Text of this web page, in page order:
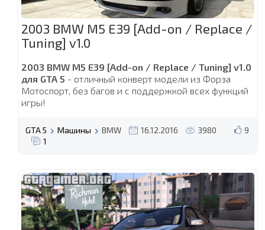
2003 BMW M5 E39 [Add-on / Replace /
Tuning] v1.0
2003 BMW M5 E39 [Add-on / Replace / Tuning] v1.0
для GTA 5 - отличный конверт модели из Форза
Мотоспорт, без багов и с поддержкой всех функций
игры!
9
GTA 5 Машины BMW 16.12.2016
3980
1